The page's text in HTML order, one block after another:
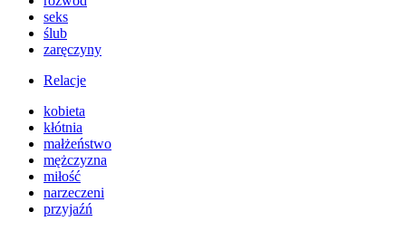
seks
ślub
zaręczyny
Relacje
kobieta
kłótnia
małżeństwo
mężczyzna
miłość
narzeczeni
przyjaźń